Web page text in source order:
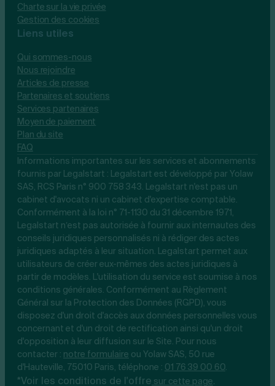
Charte sur la vie privée
Gestion des cookies
Liens utiles
Qui sommes-nous
Nous rejoindre
Articles de presse
Partenaires et soutiens
Services partenaires
Moyen de paiement
Plan du site
FAQ
Informations importantes sur les services et abonnements
fournis par Legalstart : Legalstart est développé par Yolaw
SAS, RCS Paris n° 900 758 343. Legalstart n'est pas un
cabinet d'avocats ni un cabinet d'expertise comptable.
Conformément à la loi n° 71-1130 du 31 décembre 1971,
Legalstart n’est pas autorisée à fournir aux internautes des
conseils juridiques personnalisés ni à rédiger des actes
juridiques adaptés à leur situation. Legalstart permet aux
utilisateurs de créer eux-mêmes des actes juridiques à
partir de modèles. L'utilisation du service est soumise à nos
conditions générales. Conformément au Règlement
Général sur la Protection des Données (RGPD), vous
disposez d'un droit d'accès aux données personnelles vous
concernant et d'un droit de rectification ainsi qu'un droit
d'opposition à leur diffusion sur le Site. Pour nous
contacter : notre formulaire ou Yolaw SAS, 50 rue
d'Hauteville, 75010 Paris, téléphone : 01 76 39 00 60.
*Voir les conditions de l'offre sur cette page.